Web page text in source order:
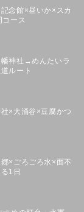
念館×昼いか×スカ
ース
幡神社→めんたいラ
ルート
×大涌谷×豆腐かつ
×ごろごろ水×面不
1日